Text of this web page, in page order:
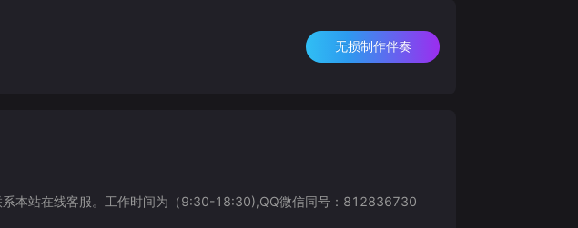
无损制作伴奏
系本站在线客服。工作时间为（9:30-18:30),QQ微信同号：812836730